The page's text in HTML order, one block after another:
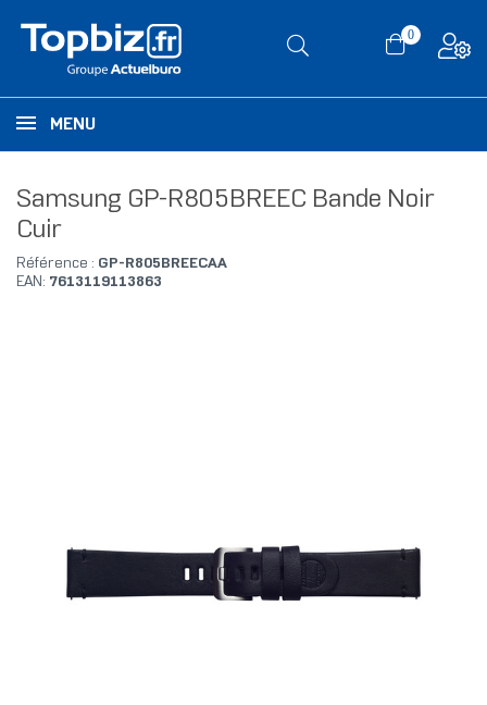
0
MENU
Samsung GP-R805BREEC Bande Noir
Cuir
Référence : GP-R805BREECAA
EAN: 7613119113863